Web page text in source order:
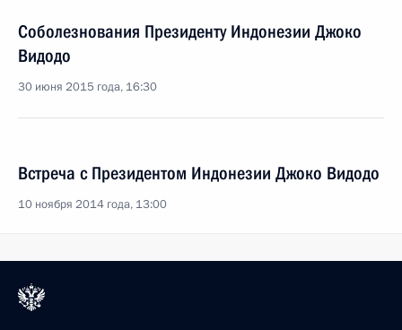
Соболезнования Президенту Индонезии Джоко
Видодо
30 июня 2015 года, 16:30
Встреча с Президентом Индонезии Джоко Видодо
10 ноября 2014 года, 13:00